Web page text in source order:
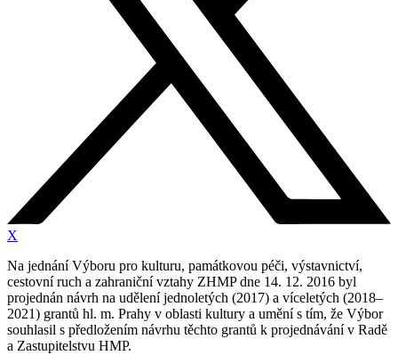
X
Na jednání Výboru pro kulturu, památkovou péči, výstavnictví,
cestovní ruch a zahraniční vztahy ZHMP dne 14. 12. 2016 byl
projednán návrh na udělení jednoletých (2017) a víceletých (2018–
2021) grantů hl. m. Prahy v oblasti kultury a umění s tím, že Výbor
souhlasil s předložením návrhu těchto grantů k projednávání v Radě
a Zastupitelstvu HMP.